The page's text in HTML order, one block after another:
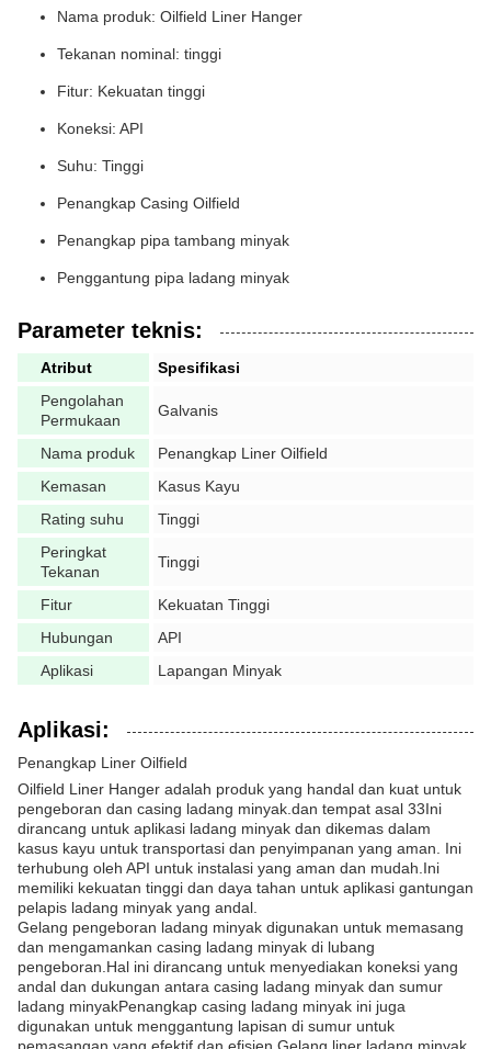
Nama produk: Oilfield Liner Hanger
Tekanan nominal: tinggi
Fitur: Kekuatan tinggi
Koneksi: API
Suhu: Tinggi
Penangkap Casing Oilfield
Penangkap pipa tambang minyak
Penggantung pipa ladang minyak
Parameter teknis:
Atribut
Spesifikasi
Pengolahan
Permukaan
Galvanis
Nama produk
Penangkap Liner Oilfield
Kemasan
Kasus Kayu
Rating suhu
Tinggi
Peringkat
Tekanan
Tinggi
Fitur
Kekuatan Tinggi
Hubungan
API
Aplikasi
Lapangan Minyak
Aplikasi:
Penangkap Liner Oilfield
Oilfield Liner Hanger adalah produk yang handal dan kuat untuk
pengeboran dan casing ladang minyak.dan tempat asal 33Ini
dirancang untuk aplikasi ladang minyak dan dikemas dalam
kasus kayu untuk transportasi dan penyimpanan yang aman. Ini
terhubung oleh API untuk instalasi yang aman dan mudah.Ini
memiliki kekuatan tinggi dan daya tahan untuk aplikasi gantungan
pelapis ladang minyak yang andal.
Gelang pengeboran ladang minyak digunakan untuk memasang
dan mengamankan casing ladang minyak di lubang
pengeboran.Hal ini dirancang untuk menyediakan koneksi yang
andal dan dukungan antara casing ladang minyak dan sumur
ladang minyakPenangkap casing ladang minyak ini juga
digunakan untuk menggantung lapisan di sumur untuk